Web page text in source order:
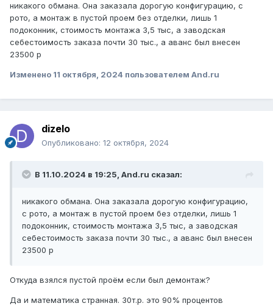
никакого обмана. Она заказала дорогую конфигурацию, с
рото, а монтаж в пустой проем без отделки, лишь 1
подоконник, стоимость монтажа 3,5 тыс, а заводская
себестоимость заказа почти 30 тыс., а аванс был внесен
23500 р
Изменено 11 октября, 2024 пользователем And.ru
dizelo
Опубликовано: 12 октября, 2024
В 11.10.2024 в 19:25, And.ru сказал:
никакого обмана. Она заказала дорогую конфигурацию,
с рото, а монтаж в пустой проем без отделки, лишь 1
подоконник, стоимость монтажа 3,5 тыс, а заводская
себестоимость заказа почти 30 тыс., а аванс был внесен
23500 р
Откуда взялся пустой проём если был демонтаж?
Да и математика странная. 30т.р. это 90% процентов